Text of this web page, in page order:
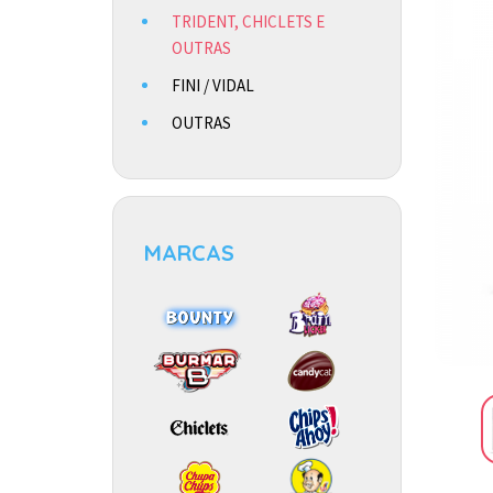
TRIDENT, CHICLETS E
OUTRAS
FINI / VIDAL
OUTRAS
MARCAS